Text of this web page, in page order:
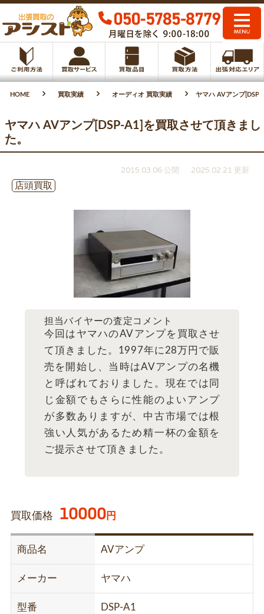
HOME 買取実績 オーディオ 買取実績 ヤマハ AVアンプ
ヤマハ AVアンプ[DSP-A1]を買取させて頂きまし
た。
2015.03.06 公開
2025.02.21 更新
店頭買取
担当バイヤーの査定コメント
今回はヤマハのAVアンプを買取させ
て頂きました。1997年に28万円で販
売を開始し、当時はAVアンプの名機
と呼ばれておりました。現在では同
じ金額でもさらに性能のよいアンプ
が多数ありますが、中古市場では根
強い人気があるため精一杯の金額を
ご提示させて頂きました。
買取価格 10000円
商品名 AVアンプ
メーカー ヤマハ
型番 DSP-A1